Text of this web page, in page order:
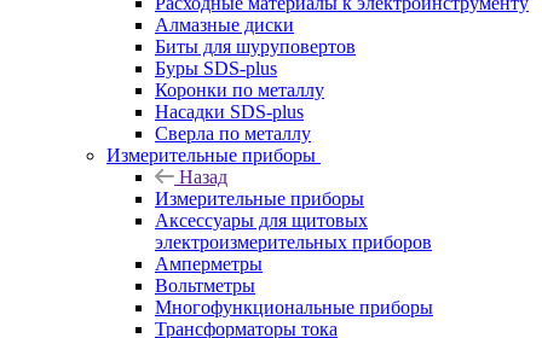
Алмазные диски
Биты для шуруповертов
Буры SDS-plus
Коронки по металлу
Насадки SDS-plus
Сверла по металлу
Измерительные приборы
Назад
Измерительные приборы
Аксессуары для щитовых
электроизмерительных приборов
Амперметры
Вольтметры
Многофункциональные приборы
Трансформаторы тока